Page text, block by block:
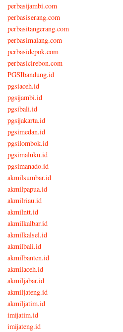
perbasijambi.com
perbasiserang.com
perbasitangerang.com
perbasimalang.com
perbasidepok.com
perbasicirebon.com
PGSIbandung.id
pgsiaceh.id
pgsijambi.id
pgsibali.id
pgsijakarta.id
pgsimedan.id
pgsilombok.id
pgsimaluku.id
pgsimanado.id
akmilsumbar.id
akmilpapua.id
akmilriau.id
akmilntt.id
akmilkalbar.id
akmilkalsel.id
akmilbali.id
akmilbanten.id
akmilaceh.id
akmiljabar.id
akmiljateng.id
akmiljatim.id
imijatim.id
imijateng.id